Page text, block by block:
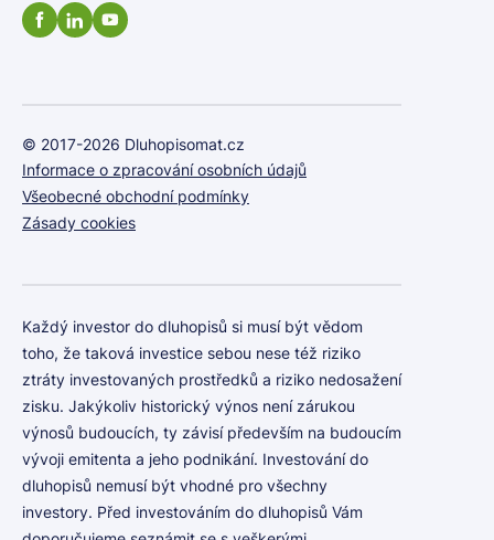
© 2017-2026 Dluhopisomat.cz
Informace o zpracování osobních údajů
Všeobecné obchodní podmínky
Zásady cookies
Každý investor do dluhopisů si musí být vědom
toho, že taková investice sebou nese též riziko
ztráty investovaných prostředků a riziko nedosažení
zisku. Jakýkoliv historický výnos není zárukou
výnosů budoucích, ty závisí především na budoucím
vývoji emitenta a jeho podnikání. Investování do
dluhopisů nemusí být vhodné pro všechny
investory. Před investováním do dluhopisů Vám